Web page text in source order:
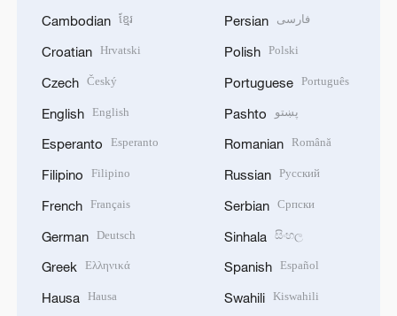
Cambodian ខ្មែរ
Croatian Hrvatski
Czech Český
English English
Esperanto Esperanto
Filipino Filipino
French Français
German Deutsch
Greek Ελληνικά
Hausa Hausa
Persian فارسی
Polish Polski
Portuguese Português
Pashto پښتو
Romanian Română
Russian Русский
Serbian Српски
Sinhala සිංහල
Spanish Español
Swahili Kiswahili